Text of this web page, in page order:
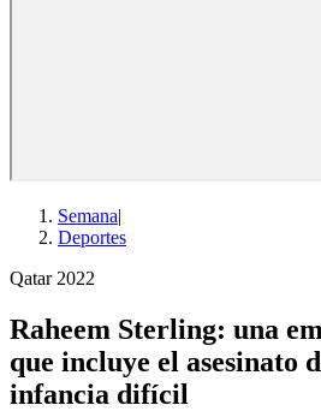
Semana|
Deportes
Qatar 2022
Raheem Sterling: una
que incluye el asesinato
infancia difícil